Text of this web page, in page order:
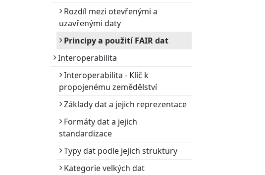
Rozdíl mezi otevřenými a
uzavřenými daty
Principy a použití FAIR dat
Interoperabilita
Interoperabilita - Klíč k
propojenému zemědělství
Základy dat a jejich reprezentace
Formáty dat a jejich
standardizace
Typy dat podle jejich struktury
Kategorie velkých dat